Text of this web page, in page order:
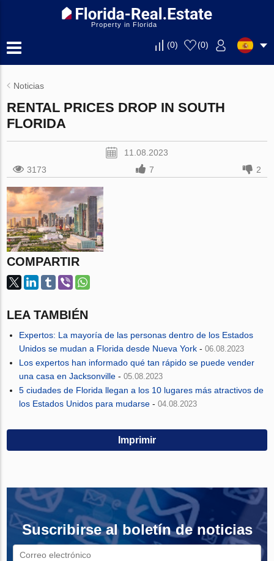
Property in Florida
(0) (0)
Noticias
RENTAL PRICES DROP IN SOUTH
FLORIDA
11.08.2023
3173
7 2
COMPARTIR
LEA TAMBIÉN
Expertos: La mayoría de las personas dentro de los Estados
Unidos se mudan a Florida desde Nueva York -06.08.2023
Los expertos han informado qué tan rápido se puede vender
una casa en Jacksonville -05.08.2023
5 ciudades de Florida llegan a los 10 lugares más atractivos de
los Estados Unidos para mudarse -04.08.2023
Imprimir
Suscribirse al boletín de noticias